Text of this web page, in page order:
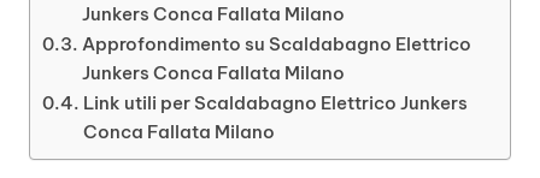
Junkers Conca Fallata Milano
Approfondimento su Scaldabagno Elettrico
Junkers Conca Fallata Milano
Link utili per Scaldabagno Elettrico Junkers
Conca Fallata Milano